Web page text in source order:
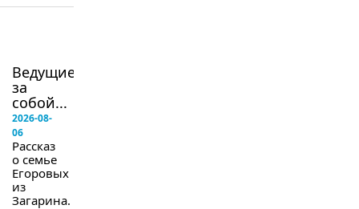
Ведущие
за
собой...
2026-08-
06
Рассказ
о семье
Егоровых
из
Загарина.